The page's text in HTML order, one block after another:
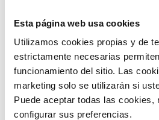
Esta página web usa cookies
Utilizamos cookies propias y de
estrictamente necesarias
funcionamiento del sitio. Las
marketing solo se utilizarán si
Puede aceptar todas las cookies,
configurar sus preferencias.